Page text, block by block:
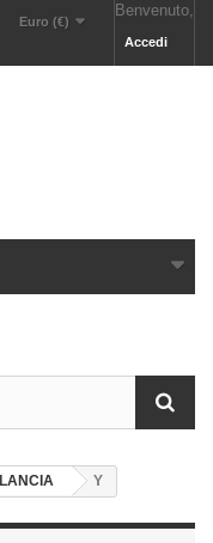
Benvenuto,
Accedi
Euro (€)
LANCIA Y